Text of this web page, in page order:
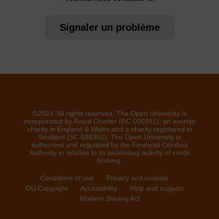
Signaler un problème
©2024. All rights reserved. The Open University is
incorporated by Royal Charter (RC 000391), an exempt
charity in England & Wales and a charity registered in
Scotland (SC 038302). The Open University is
authorised and regulated by the Financial Conduct
Authority in relation to its secondary activity of credit
broking.
Conditions of use
Privacy and cookies
OU Copyright
Accessibility
Help and support
Modern Slavery Act